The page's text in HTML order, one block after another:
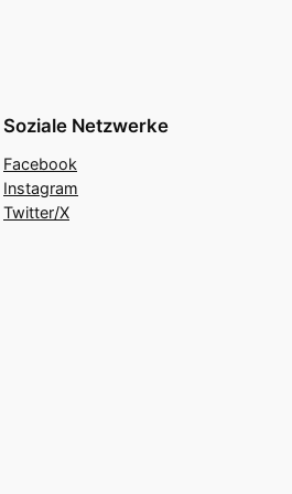
Soziale Netzwerke
Facebook
Instagram
Twitter/X